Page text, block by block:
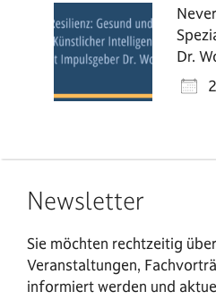
Dr.
Newsletter
Sie möchten rechtzeitig
Veranstaltungen,
informiert werden und